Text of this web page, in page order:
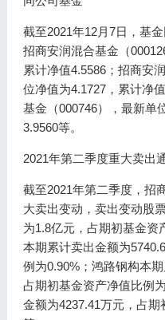
截至2021年12月7日，基
招商安润混合基金（
累计净值4.5586；招商安
位净值为4.1727，累计净
基金（000746），最新单
3.9560等。
2021年第二季度重大卖出
截至2021年第二季度，招
大卖出变动，卖出变动股
为1.8亿元，占期初基金资
本期累计卖出金额为
例为0.90%；鸿路钢构本
占期初基金资产净值比例
金额为4237.41万元，占